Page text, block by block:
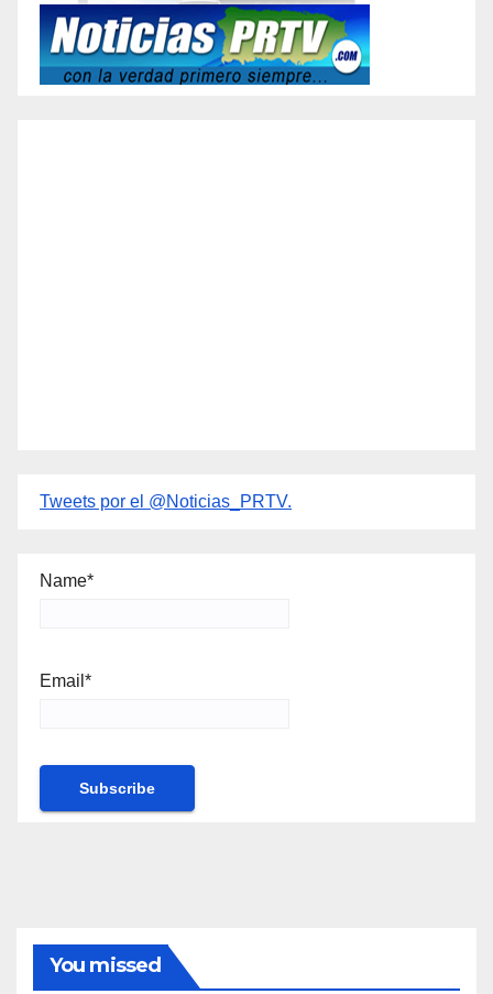
Tweets por el @Noticias_PRTV.
Name*
Email*
You missed